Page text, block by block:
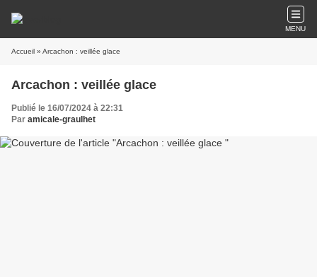
MENU
Accueil » Arcachon : veillée glace
Arcachon : veillée glace
Publié le 16/07/2024 à 22:31
Par amicale-graulhet